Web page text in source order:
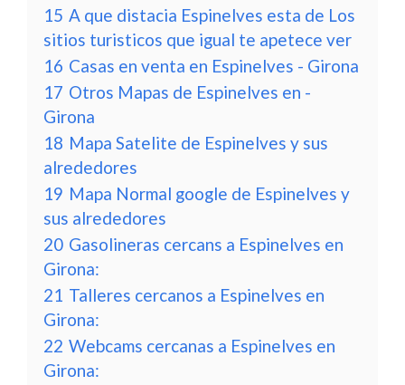
15 A que distacia Espinelves esta de Los
sitios turisticos que igual te apetece ver
16 Casas en venta en Espinelves - Girona
17 Otros Mapas de Espinelves en -
Girona
18 Mapa Satelite de Espinelves y sus
alrededores
19 Mapa Normal google de Espinelves y
sus alrededores
20 Gasolineras cercans a Espinelves en
Girona:
21 Talleres cercanos a Espinelves en
Girona:
22 Webcams cercanas a Espinelves en
Girona: